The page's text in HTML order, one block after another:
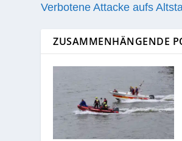
Verbotene Attacke aufs
ZUSAMMENHÄNGENDE